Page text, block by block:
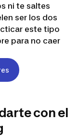
ni te saltes
ser los dos
este tipo
para no caer
con el